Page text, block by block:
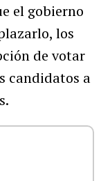
el gobierno
los
de votar
candidatos a